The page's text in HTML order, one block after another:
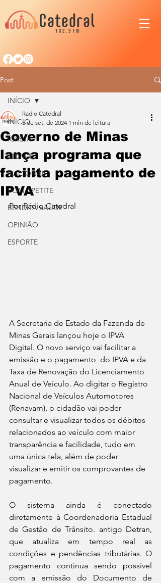
Post
INÍCIO
IGREJA
CIDADE
NACIONAL
BOM APETITE
BENDITA SAÚDE
OPINIÃO
ESPORTE
INÍCIO
Governo de Minas
lança programa que
facilita pagamento de
IPVA
Radio Catedral
5 de set. de 2024 1 min de leitura
Por Rádio Catedral
A Secretaria de Estado da Fazenda de
Minas Gerais lançou hoje o IPVA
Digital. O novo serviço vai facilitar a
emissão e o pagamento  do IPVA e da
Taxa de Renovação do Licenciamento
Anual de Veículo. Ao digitar o Registro
Nacional de Veículos Automotores
(Renavam), o cidadão vai poder
consultar e visualizar todos os débitos
relacionados ao veículo com maior
transparência e facilidade, tudo em
uma única tela, além de poder
visualizar e emitir os comprovantes de
pagamento.
O sistema ainda é conectado
diretamente à Coordenadoria Estadual
de Gestão de Trânsito. antigo Detran,
que atualiza em tempo real as
condições e pendências tributárias. O
pagamento continua sendo possível
com a emissão do Documento de